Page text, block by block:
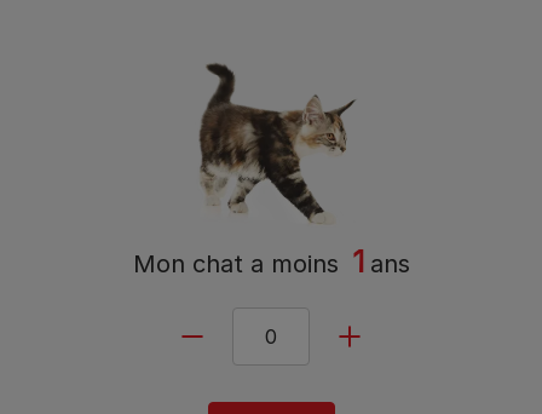
Mon chat a moins 1 ans